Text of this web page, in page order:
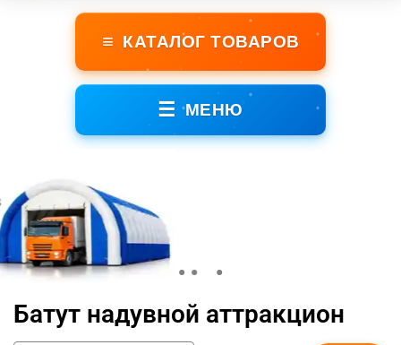
≡ КАТАЛОГ ТОВАРОВ
☰ МЕНЮ
Батут надувной аттракцион